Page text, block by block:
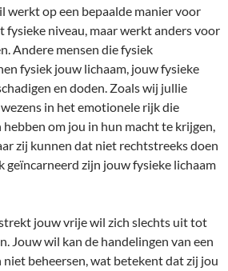
werkt op een bepaalde manier voor
fysieke niveau, maar werkt anders voor
Andere mensen die fysiek
fysiek jouw lichaam, jouw fysieke
en doden. Zoals wij jullie
in het emotionele rijk die
om jou in hun macht te krijgen,
zij kunnen dat niet rechtstreeks doen
geïncarneerd zijn jouw fysieke lichaam
jouw vrije wil zich slechts uit tot
Jouw wil kan de handelingen van een
beheersen, wat betekent dat zij jou